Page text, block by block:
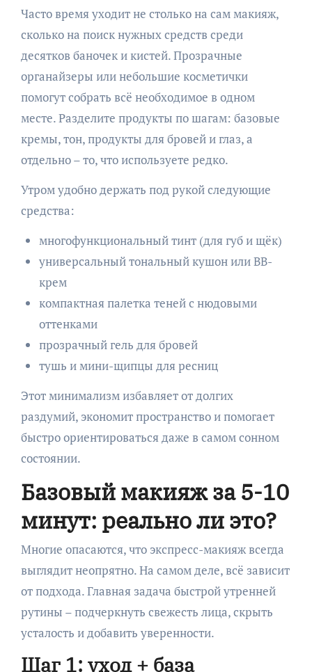
Часто время уходит не столько на сам макияж,
сколько на поиск нужных средств среди
десятков баночек и кистей. Прозрачные
органайзеры или небольшие косметички
помогут собрать всё необходимое в одном
месте. Разделите продукты по шагам: базовые
кремы, тон, продукты для бровей и глаз, а
отдельно – то, что используете редко.
Утром удобно держать под рукой следующие
средства:
многофункциональный тинт (для губ и щёк)
универсальный тональный кушон или ВВ-
крем
компактная палетка теней с нюдовыми
оттенками
прозрачный гель для бровей
тушь и мини-щипцы для ресниц
Этот минимализм избавляет от долгих
раздумий, экономит пространство и помогает
быстро ориентироваться даже в самом сонном
состоянии.
Базовый макияж за 5-10
минут: реально ли это?
Многие опасаются, что экспресс-макияж всегда
выглядит неопрятно. На самом деле, всё зависит
от подхода. Главная задача быстрой утренней
рутины – подчеркнуть свежесть лица, скрыть
усталость и добавить уверенности.
Шаг 1: уход + база